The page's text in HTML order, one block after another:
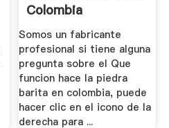
Colombia
Somos un fabricante
profesional si tiene alguna
pregunta sobre el Que
funcion hace la piedra
barita en colombia, puede
hacer clic en el icono de la
derecha para ...